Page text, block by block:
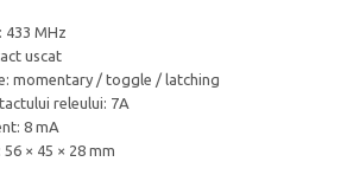
MHz
uscat
momentary / toggle / latching
releului: 7A
8 mA
× 45 × 28 mm